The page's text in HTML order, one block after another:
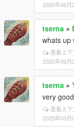
2025年06月
tserna »
whats up
查看上下
2025年06月
tserna »
very good
查看上下
2025年03月